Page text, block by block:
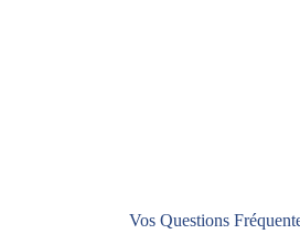
Vos Questions